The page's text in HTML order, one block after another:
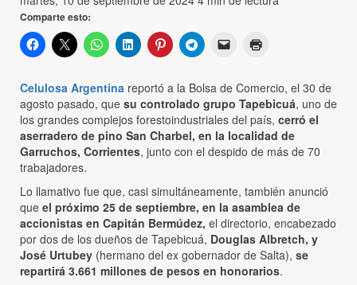
Comparte esto:
Celulosa Argentina reportó a la Bolsa de Comercio, el 30 de
agosto pasado, que su controlado grupo Tapebicuá, uno de
los grandes complejos forestoindustriales del país, cerró el
aserradero de pino San Charbel, en la localidad de
Garruchos, Corrientes, junto con el despido de más de 70
trabajadores.
Lo llamativo fue que, casi simultáneamente, también anunció
que el próximo 25 de septiembre, en la asamblea de
accionistas en Capitán Bermúdez, el directorio, encabezado
por dos de los dueños de Tapebicuá, Douglas Albretch, y
José Urtubey (hermano del ex gobernador de Salta), se
repartirá 3.661 millones de pesos en honorarios.